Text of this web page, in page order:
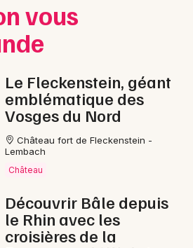
vous
Le Fleckenstein, géant
emblématique des
Vosges du Nord
Château fort de Fleckenstein -
Lembach
Château
Découvrir Bâle depuis
le Rhin avec les
croisières de la